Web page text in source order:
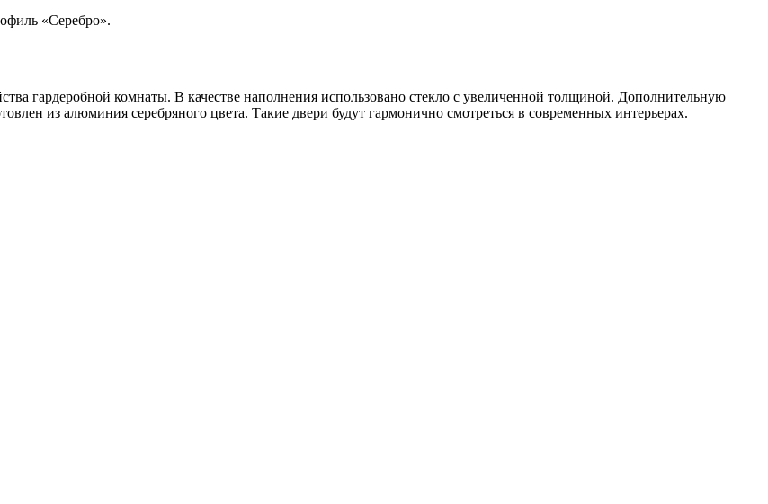
«Серебро».
гардеробной комнаты. В качестве наполнения использовано стекло с увеличенной толщиной. Дополнительную
из алюминия серебряного цвета. Такие двери будут гармонично смотреться в современных интерьерах.